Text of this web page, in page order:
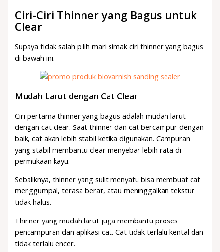
Ciri-Ciri Thinner yang Bagus untuk
Clear
Supaya tidak salah pilih mari simak ciri thinner yang bagus
di bawah ini.
Mudah Larut dengan Cat Clear
Ciri pertama thinner yang bagus adalah mudah larut
dengan cat clear. Saat thinner dan cat bercampur dengan
baik, cat akan lebih stabil ketika digunakan. Campuran
yang stabil membantu clear menyebar lebih rata di
permukaan kayu.
Sebaliknya, thinner yang sulit menyatu bisa membuat cat
menggumpal, terasa berat, atau meninggalkan tekstur
tidak halus.
Thinner yang mudah larut juga membantu proses
pencampuran dan aplikasi cat. Cat tidak terlalu kental dan
tidak terlalu encer.